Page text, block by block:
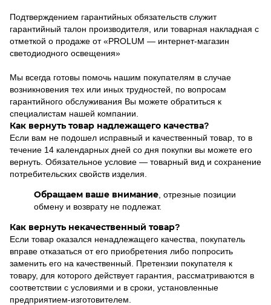
Подтверждением гарантийных обязательств служит
гарантийный талон производителя, или товарная накладная с
отметкой о продаже от «PROLUM — интернет-магазин
светодиодного освещения»
Мы всегда готовы помочь нашим покупателям в случае
возникновения тех или иных трудностей, по вопросам
гарантийного обслуживания Вы можете обратиться к
специалистам нашей компании.
Как вернуть товар надлежащего качества?
Если вам не подошел исправный и качественный товар, то в
течение 14 календарных дней со дня покупки вы можете его
вернуть. Обязательное условие — товарный вид и сохранение
потребительских свойств изделия.
Обращаем ваше внимание , отрезные позиции
обмену и возврату не подлежат.
Как вернуть некачественный товар?
Если товар оказался ненадлежащего качества, покупатель
вправе отказаться от его приобретения либо попросить
заменить его на качественный. Претензии покупателя к
товару, для которого действует гарантия, рассматриваются в
соответствии с условиями и в сроки, установленные
предприятием-изготовителем.